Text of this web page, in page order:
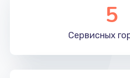
1300 руб.
Замена разъема
500 руб.
5
Сервисных